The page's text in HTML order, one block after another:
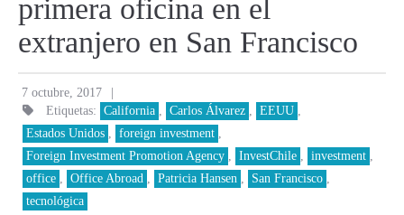
primera oficina en el
extranjero en San Francisco
7 octubre, 2017 |
Etiquetas: California Carlos Álvarez EEUU
Estados Unidos
foreign investment
Foreign Investment Promotion Agency
InvestChile investment
office
Office Abroad Patricia Hansen San Francisco
tecnológica